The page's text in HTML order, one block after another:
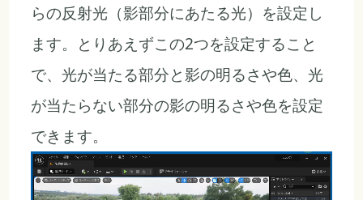
らの反射光（影部分にあたる光）を設定し
ます。とりあえずこの2つを設定すること
で、光が当たる部分と影の明るさや色、光
が当たらない部分の影の明るさや色を設定
できます。